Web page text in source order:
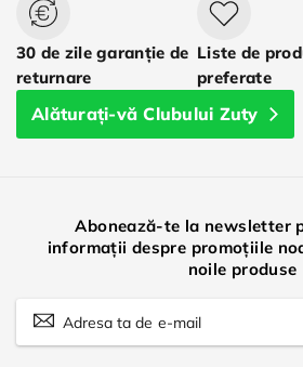
30 de zile garanție de
returnare
Liste de
preferate
Alăturați-vă Clubului Zuty
Abonează-te la newsletter
informații despre promoțiile
noile produse